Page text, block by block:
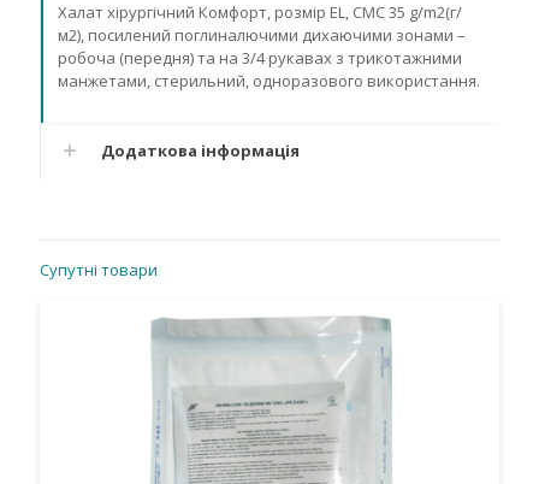
Халат хірургічний Комфорт, розмір EL, СМС 35 g/m2(г/
м2), посилений поглиналючими дихаючими зонами –
робоча (передня) та на 3/4 рукавах з трикотажними
манжетами, стерильний, одноразового використання.
Додаткова інформація
Супутні товари